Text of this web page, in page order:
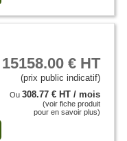
15158.00 € HT
(prix public indicatif)
Ou308.77 € HT / mois
(voir fiche produit
pour en savoir plus)